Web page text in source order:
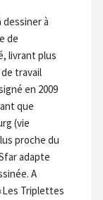
dessiner à
de
livrant plus
travail
en 2009
que
(vie
proche du
adapte
A
Triplettes